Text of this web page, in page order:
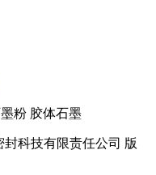
粉 胶体石墨
封科技有限责任公司 版